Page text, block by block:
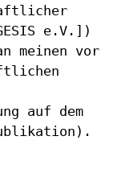
e.V.])
meinen vor
auf dem